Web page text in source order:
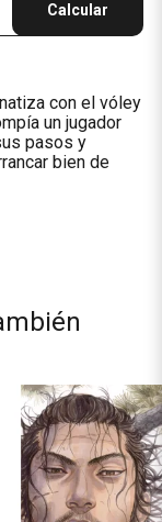
Calcular
con el vóley
un jugador
pasos y
bien de